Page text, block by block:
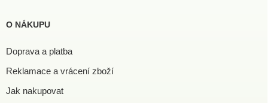
O NÁKUPU
Doprava a platba
Reklamace a vrácení zboží
Jak nakupovat